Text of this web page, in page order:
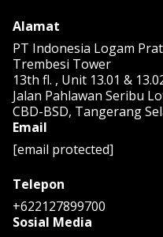
Alamat
PT Indonesia Logam
Trembesi Tower
13th fl. , Unit 13.01 &
Jalan Pahlawan Seribu
CBD-BSD, Tangerang
Email
[email protected]
Telepon
+622127899700
Sosial Media